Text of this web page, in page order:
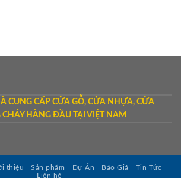
CUNG CẤP CỬA GỖ, CỬA NHỰA, CỬA
CHÁY HÀNG ĐẦU TẠI VIỆT NAM
thiệu Sản phẩm Dự Án Báo Giá
Tin Tức
Liên hệ